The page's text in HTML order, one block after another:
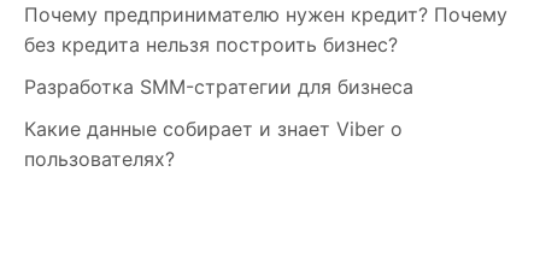
Почему предпринимателю нужен кредит? Почему
без кредита нельзя построить бизнес?
Разработка SMM-стратегии для бизнеса
Какие данные собирает и знает Viber о
пользователях?